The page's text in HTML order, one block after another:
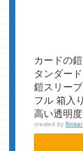
カードの
タンダー
鎧スリー
フル 箱入
高い透明
created by Rinker